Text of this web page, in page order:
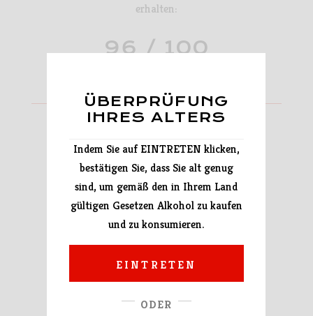
erhalten:
96 / 100
92/100
ÜBERPRÜFUNG
IHRES ALTERS
Indem Sie auf EINTRETEN klicken,
bestätigen Sie, dass Sie alt genug
sind, um gemäß den in Ihrem Land
gültigen Gesetzen Alkohol zu kaufen
und zu konsumieren.
EINTRETEN
ODER